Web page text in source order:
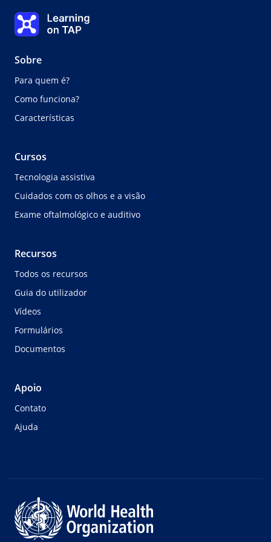
0%
Lição 1
Lição:0 de 0
Learning on TAP Página inicial
Sobre
Para quem é?
Como funciona?
Características
Cursos
Tecnologia assistiva
Cuidados com os olhos e a visão
Exame oftalmológico e auditivo
Recursos
Todos os recursos
Guia do utilizador
Vídeos
Formulários
Documentos
Apoio
Contato
Ajuda